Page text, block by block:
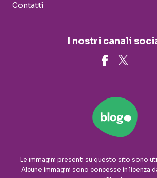
Contatti
I nostri canali
Le immagini presenti su questo sito sono
Alcune immagini sono concesse in licenza